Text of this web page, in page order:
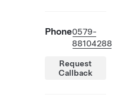
Phone0579-
88104288
Request
Callback